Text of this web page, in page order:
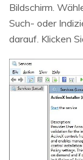
Bildschirm.
Such- oder
darauf. Klicken